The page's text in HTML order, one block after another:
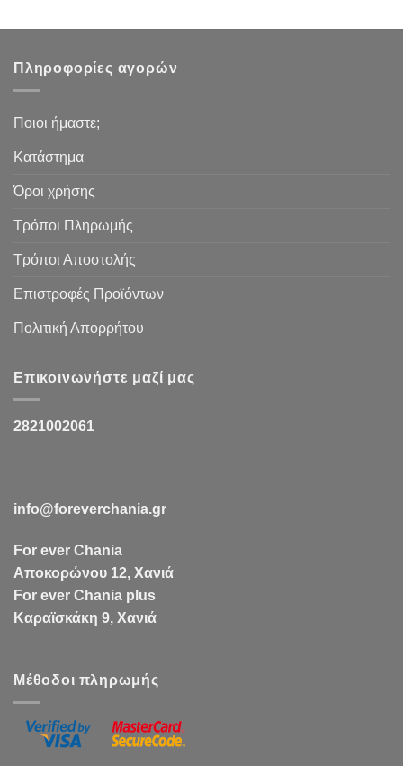
Πληροφορίες αγορών
Ποιοι ήμαστε;
Κατάστημα
Όροι χρήσης
Τρόποι Πληρωμής
Τρόποι Αποστολής
Επιστροφές Προϊόντων
Πολιτική Απορρήτου
Επικοινωνήστε μαζί μας
2821002061
info@foreverchania.gr
For ever Chania
Αποκορώνου 12, Χανιά
For ever Chania plus
Καραϊσκάκη 9, Χανιά
Μέθοδοι πληρωμής